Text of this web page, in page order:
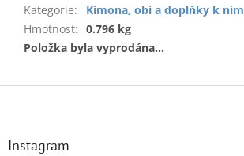
Kategorie:
Kimona, obi a doplňky k nim
Hmotnost: 0.796 kg
Položka byla vyprodána…
Z
Instagram